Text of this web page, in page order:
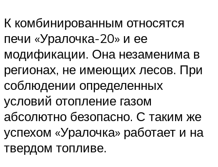
К комбинированным относятся
печи «Уралочка-20» и ее
модификации. Она незаменима в
регионах, не имеющих лесов. При
соблюдении определенных
условий отопление газом
абсолютно безопасно. С таким же
успехом «Уралочка» работает и на
твердом топливе.